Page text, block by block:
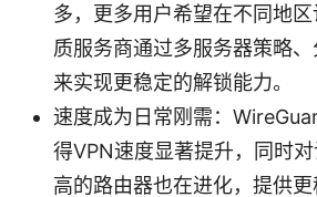
多，更多用户希望在不同地
质服务商通过多服务器策略
来实现更稳定的解锁能力。
速度成为日常刚需：
得VPN速度显著提升，同时
高的路由器也在进化，提供